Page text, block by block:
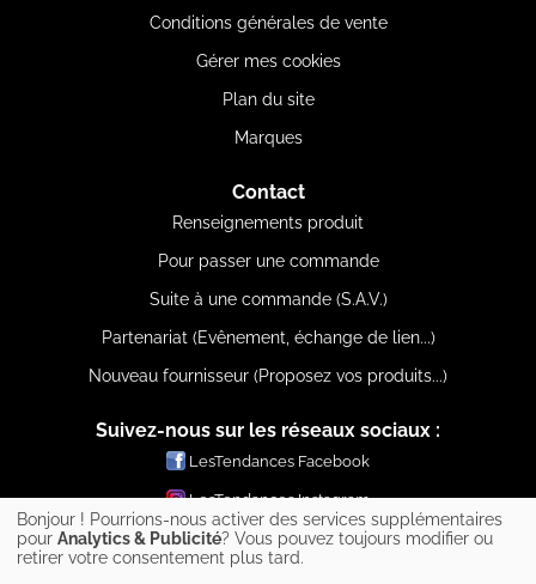
Conditions générales de vente
Gérer mes cookies
Plan du site
Marques
Contact
Renseignements produit
Pour passer une commande
Suite à une commande (S.A.V.)
Partenariat (Evênement, échange de lien...)
Nouveau fournisseur (Proposez vos produits...)
Suivez-nous sur les réseaux sociaux :
LesTendances Facebook
LesTendances Instagram
LesTendances Pinterest
Bonjour ! Pourrions-nous activer des services supplémentaires
pour Analytics & Publicité? Vous pouvez toujours modifier ou
retirer votre consentement plus tard.